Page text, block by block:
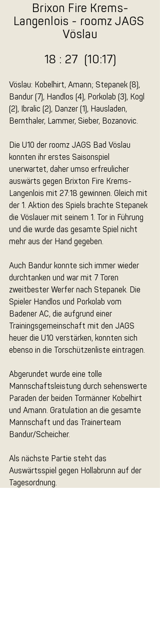
Brixon Fire Krems-
Langenlois - roomz JAGS
Vöslau
18 : 27  (10:17)
Vöslau: Kobelhirt, Amann; Stepanek (8),
Bandur (7), Handlos (4), Porkolab (3), Kogl
(2), Ibralic (2), Danzer (1), Hausladen,
Bernthaler, Lammer, Sieber, Bozanovic.
Die U10 der roomz JAGS Bad Vöslau
konnten ihr erstes Saisonspiel
unerwartet, daher umso erfreulicher
auswärts gegen Brixton Fire Krems-
Langenlois mit 27:18 gewinnen. Gleich mit
der 1. Aktion des Spiels brachte Stepanek
die Vöslauer mit seinem 1. Tor in Führung
und die wurde das gesamte Spiel nicht
mehr aus der Hand gegeben.
Auch Bandur konnte sich immer wieder
durchtanken und war mit 7 Toren
zweitbester Werfer nach Stepanek. Die
Spieler Handlos und Porkolab vom
Badener AC, die aufgrund einer
Trainingsgemeinschaft mit den JAGS
heuer die U10 verstärken, konnten sich
ebenso in die Torschützenliste eintragen.
Abgerundet wurde eine tolle
Mannschaftsleistung durch sehenswerte
Paraden der beiden Tormänner Kobelhirt
und Amann. Gratulation an die gesamte
Mannschaft und das Trainerteam
Bandur/Scheicher.
Als nächste Partie steht das
Auswärtsspiel gegen Hollabrunn auf der
Tagesordnung.